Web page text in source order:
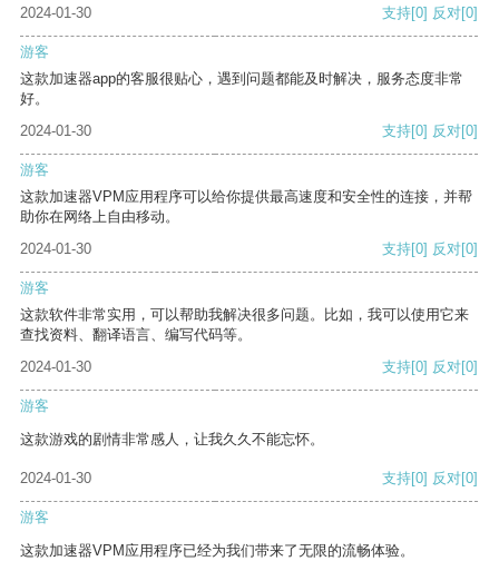
2024-01-30
支持[0] 反对[0]
游客
这款加速器app的客服很贴心，遇到问题都能及时解决，服务态度非常
好。
2024-01-30
支持[0] 反对[0]
游客
这款加速器VPM应用程序可以给你提供最高速度和安全性的连接，并帮
助你在网络上自由移动。
2024-01-30
支持[0] 反对[0]
游客
这款软件非常实用，可以帮助我解决很多问题。比如，我可以使用它来
查找资料、翻译语言、编写代码等。
2024-01-30
支持[0] 反对[0]
游客
这款游戏的剧情非常感人，让我久久不能忘怀。
2024-01-30 支持[0] 反对[0]
游客
这款加速器VPM应用程序已经为我们带来了无限的流畅体验。